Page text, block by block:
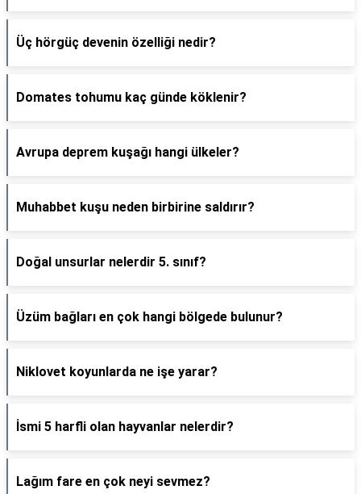
Üç hörgüç devenin özelliği nedir?
Domates tohumu kaç günde köklenir?
Avrupa deprem kuşağı hangi ülkeler?
Muhabbet kuşu neden birbirine saldırır?
Doğal unsurlar nelerdir 5. sınıf?
Üzüm bağları en çok hangi bölgede bulunur?
Niklovet koyunlarda ne işe yarar?
İsmi 5 harfli olan hayvanlar nelerdir?
Lağım fare en çok neyi sevmez?